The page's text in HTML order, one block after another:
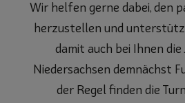
Wir helfen gerne dabei, den
herzustellen und
damit auch bei Ihnen die
Niedersachsen demnächst
der Regel finden die